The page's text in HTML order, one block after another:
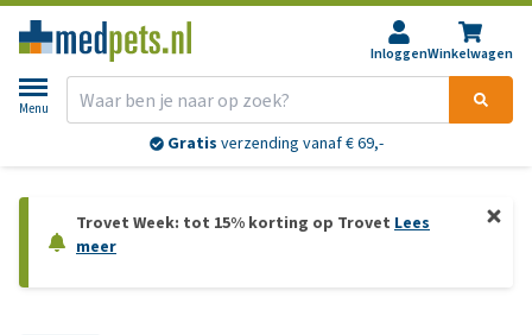
InloggenWinkelwagen
Menu
Gratis verzending vanaf € 69,-
Trovet Week: tot 15% korting op Trovet Lees
meer